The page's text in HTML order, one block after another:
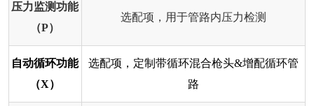
压力监测功能
（P）
选配项，用于管路内压力检测
自动循环功能
（X）
选配项，定制带循环混合枪头&增配循环管
路